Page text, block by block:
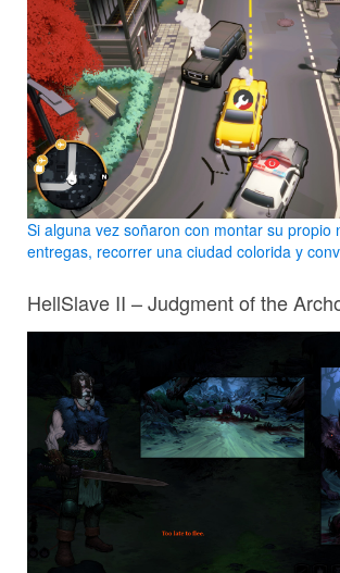
Si alguna vez soñaron con montar su propio
entregas, recorrer una ciudad colorida y
HellSlave II – Judgment of the